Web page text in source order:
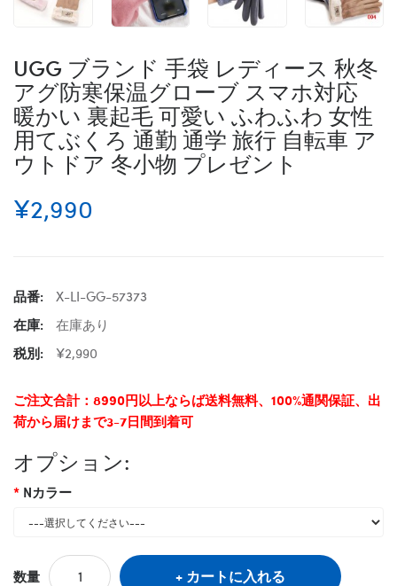
UGG ブランド 手袋 レディース 秋冬
アグ防寒保温グローブ スマホ対応
暖かい 裏起毛 可愛い ふわふわ 女性
用てぶくろ 通勤 通学 旅行 自転車 ア
ウトドア 冬小物 プレゼント
¥2,990
品番:
X-LI-GG-57373
在庫:
在庫あり
税別:
¥2,990
ご注文合計：8990円以上ならば送料無料、100%通関保証、出
荷から届けまで3-7日間到着可
オプション:
Nカラー
数量 カートに入れる